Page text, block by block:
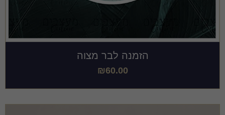
הזמנה לבר מצוה
₪60.00